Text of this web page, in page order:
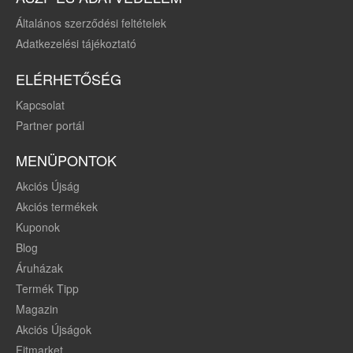
Általános szerződési feltételek
Adatkezelési tájékoztató
ELÉRHETŐSÉG
Kapcsolat
Partner portál
MENÜPONTOK
Akciós Újság
Akciós termékek
Kuponok
Blog
Áruházak
Termék Tipp
Magazin
Akciós Újságok